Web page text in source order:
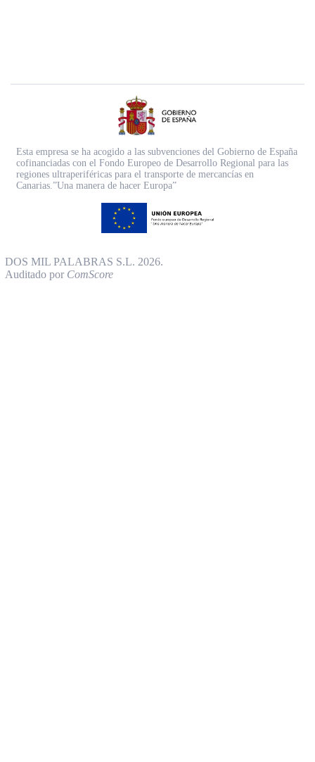
Esta empresa se ha acogido a las subvenciones del Gobierno de España
cofinanciadas con el Fondo Europeo de Desarrollo Regional para las
regiones ultraperiféricas para el transporte de mercancías en
Canarias.”Una manera de hacer Europa”
DOS MIL PALABRAS S.L. 2026.
Auditado por ComScore